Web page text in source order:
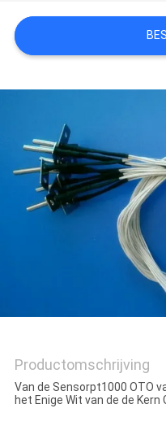
SITEMAP
POLICY
Productomschrijving
Van de Sensorpt1000 OTO
het Enige Wit van de de Kern